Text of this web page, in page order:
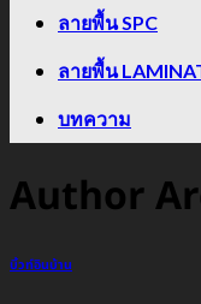
ลายพื้น SPC
ลายพื้น
บทความ
Author
บิ้วท์อินบ้าน